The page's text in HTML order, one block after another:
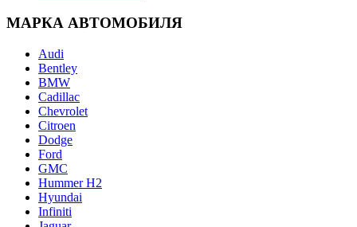
МАРКА АВТОМОБИЛЯ
Audi
Bentley
BMW
Cadillac
Chevrolet
Citroen
Dodge
Ford
GMC
Hummer H2
Hyundai
Infiniti